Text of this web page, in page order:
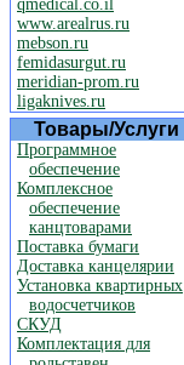
qmedical.co.il
www.arealrus.ru
mebson.ru
femidasurgut.ru
meridian-prom.ru
ligaknives.ru
Товары/Услуги
Программное
обеспечение
Комплексное
обеспечение
канцтоварами
Поставка бумаги
Доставка канцелярии
Установка квартирных
водосчетчиков
СКУД
Комплектация для